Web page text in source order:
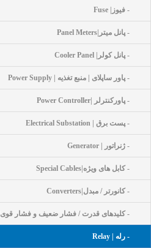
- فیوز| Fuse
- پانل میتر|Panel Meters
- پانل کولر| Cooler Panel
- پاور ساپلای | منبع تغذیه | Power Supply
- پاورکنترلر |Power Controller
- پست برق | Electrical Substation
- ژنراتور | Generator
- کابل های ویژه|Special Cables
- کانورتر / مبدل|Converters
- کلیدهای قدرت / فشار ضعیف و فشار قوی| Circuit Breaker HV/LV
- رله | Relay